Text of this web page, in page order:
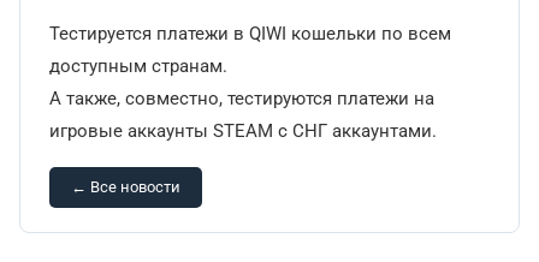
Тестируется платежи в QIWI кошельки по всем
доступным странам.
А также, совместно, тестируются платежи на
игровые аккаунты STEAM c СНГ аккаунтами.
← Все новости